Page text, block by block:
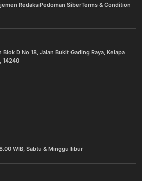
RedaksiPedoman SiberTerms & Condition
D No 18, Jalan Bukit Gading Raya, Kelapa
14240
WIB, Sabtu & Minggu libur